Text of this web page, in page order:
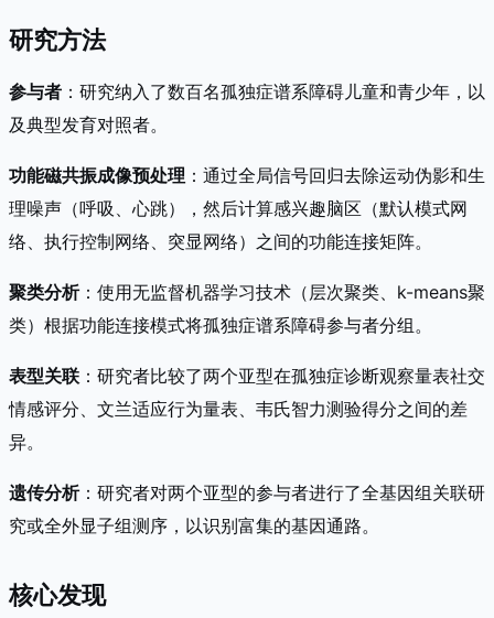
研究方法
参与者 ：研究纳入了数百名孤独症谱系障碍儿童和青少年，以
及典型发育对照者。
功能磁共振成像预处理 ：通过全局信号回归去除运动伪影和生
理噪声（呼吸、心跳），然后计算感兴趣脑区（默认模式网
络、执行控制网络、突显网络）之间的功能连接矩阵。
聚类分析：使用无监督机器学习技术（层次聚类、k-means聚
类）根据功能连接模式将孤独症谱系障碍参与者分组。
表型关联 ：研究者比较了两个亚型在孤独症诊断观察量表社交
情感评分、文兰适应行为量表、韦氏智力测验得分之间的差
异。
遗传分析：研究者对两个亚型的参与者进行了全基因组关联研
究或全外显子组测序，以识别富集的基因通路。
核心发现